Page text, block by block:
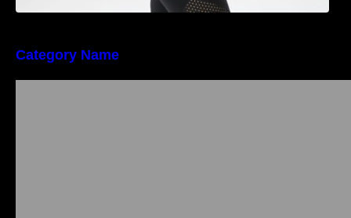
Category Name